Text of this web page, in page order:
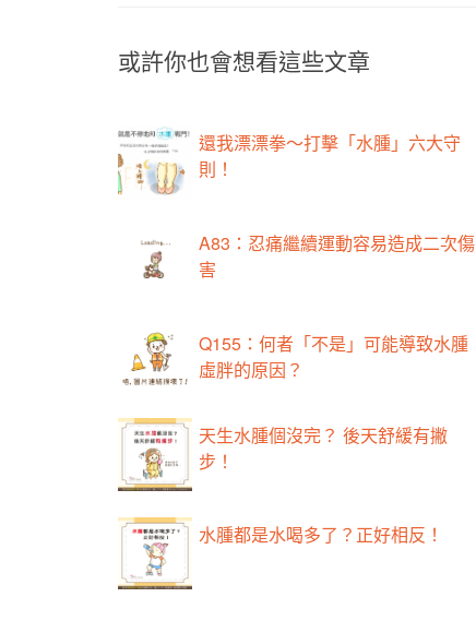
或許你也會想看這些文章
還我漂漂拳～打擊「水腫」六大守
則！
A83：忍痛繼續運動容易造成二次傷
害
Q155：何者「不是」可能導致水腫
虛胖的原因？
天生水腫個沒完？ 後天舒緩有撇
步！
水腫都是水喝多了？正好相反！